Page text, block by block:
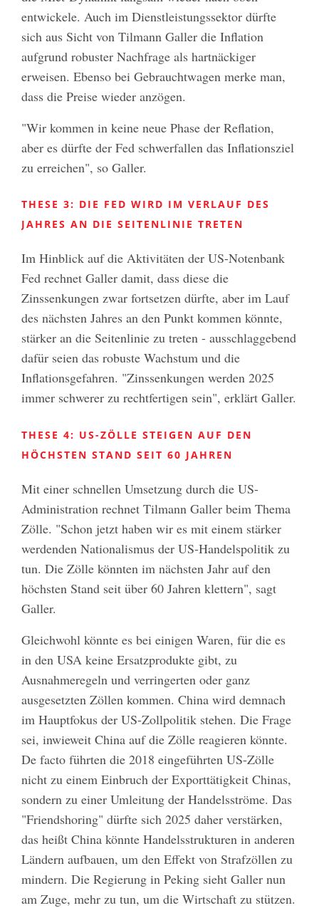
entwickele. Auch im Dienstleistungssektor dürfte
sich aus Sicht von Tilmann Galler die Inflation
aufgrund robuster Nachfrage als hartnäckiger
erweisen. Ebenso bei Gebrauchtwagen merke man,
dass die Preise wieder anzögen.
"Wir kommen in keine neue Phase der Reflation,
aber es dürfte der Fed schwerfallen das Inflationsziel
zu erreichen", so Galler.
THESE 3: DIE FED WIRD IM VERLAUF DES
JAHRES AN DIE SEITENLINIE TRETEN
Im Hinblick auf die Aktivitäten der US-Notenbank
Fed rechnet Galler damit, dass diese die
Zinssenkungen zwar fortsetzen dürfte, aber im Lauf
des nächsten Jahres an den Punkt kommen könnte,
stärker an die Seitenlinie zu treten - ausschlaggebend
dafür seien das robuste Wachstum und die
Inflationsgefahren. "Zinssenkungen werden 2025
immer schwerer zu rechtfertigen sein", erklärt Galler.
THESE 4: US-ZÖLLE STEIGEN AUF DEN
HÖCHSTEN STAND SEIT 60 JAHREN
Mit einer schnellen Umsetzung durch die US-
Administration rechnet Tilmann Galler beim Thema
Zölle. "Schon jetzt haben wir es mit einem stärker
werdenden Nationalismus der US-Handelspolitik zu
tun. Die Zölle könnten im nächsten Jahr auf den
höchsten Stand seit über 60 Jahren klettern", sagt
Galler.
Gleichwohl könnte es bei einigen Waren, für die es
in den USA keine Ersatzprodukte gibt, zu
Ausnahmeregeln und verringerten oder ganz
ausgesetzten Zöllen kommen. China wird demnach
im Hauptfokus der US-Zollpolitik stehen. Die Frage
sei, inwieweit China auf die Zölle reagieren könnte.
De facto führten die 2018 eingeführten US-Zölle
nicht zu einem Einbruch der Exporttätigkeit Chinas,
sondern zu einer Umleitung der Handelsströme. Das
"Friendshoring" dürfte sich 2025 daher verstärken,
das heißt China könnte Handelsstrukturen in anderen
Ländern aufbauen, um den Effekt von Strafzöllen zu
mindern. Die Regierung in Peking sieht Galler nun
am Zuge, mehr zu tun, um die Wirtschaft zu stützen.